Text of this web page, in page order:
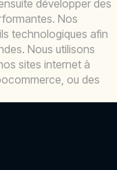
développer des
Nos
technologiques afin
Nous utilisons
sites internet à
ou des